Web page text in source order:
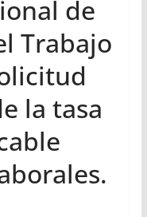
de
Trabajo
la tasa